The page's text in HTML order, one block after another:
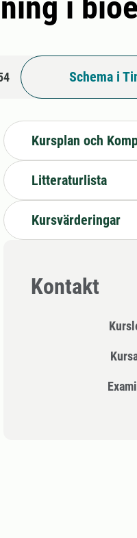
Schema i
Kursplan och
Litteraturlista
Kursvärderingar
Kontakt